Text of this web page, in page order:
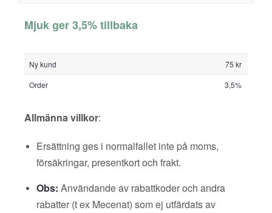
Mjuk ger 3,5% tillbaka
Ny kund
75 kr
Order
3,5%
Allmänna villkor:
Ersättning ges i normalfallet inte på moms,
försäkringar, presentkort och frakt.
Obs: Användande av rabattkoder och andra
rabatter (t ex Mecenat) som ej utfärdats av